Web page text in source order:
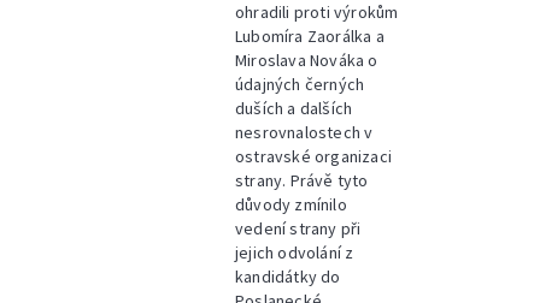
ohradili proti výrokům
Lubomíra Zaorálka a
Miroslava Nováka o
údajných černých
duších a dalších
nesrovnalostech v
ostravské organizaci
strany. Právě tyto
důvody zmínilo
vedení strany při
jejich odvolání z
kandidátky do